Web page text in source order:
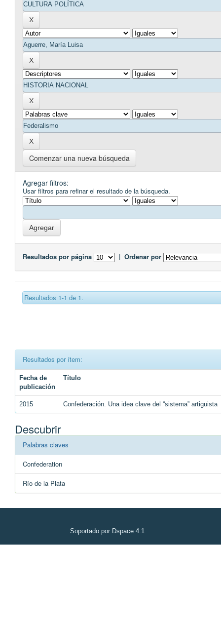
Comenzar una nueva búsqueda
Agregar filtros:
Usar filtros para refinar el resultado de la búsqueda.
Resultados por página | Ordenar por
Resultados 1-1 de 1.
Resultados por ítem:
Fecha de
publicación
Título
2015 Confederación. Una idea clave del “sistema” artiguista
Descubrir
Palabras claves
Confederation
Río de la Plata
Soportado por Dspace 4.1